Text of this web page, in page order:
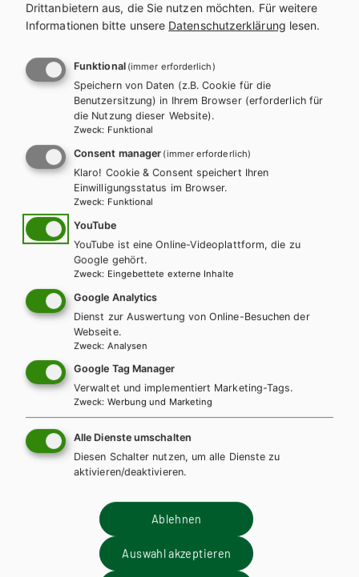
Auf dieser Seite finden Sie kostenlose Unterrichtsmaterialien zu
unseren Schulbüchern.
INHALTE FÜR LEHRER/INNEN
Für diese Inhalte müssen Sie mit einem Lehrerkonto
registriert sein.
INHALTE FÜR SCHÜLER/INNEN
ERGÄNZUNGEN ZUM SCHULBUCH
AUDIO-DATEIEN
Ergänzungen zum Schulbuch
Modul 2: Checkliste Textüberarbeitung
Audio-Dateien
00:00 04:56
Drittanbietern aus, die Sie nutzen möchten. Für weitere
Informationen bitte unsere Datenschutzerklärung lesen.
Funktional (immer erforderlich)
Speichern von Daten (z.B. Cookie für die
Benutzersitzung) in Ihrem Browser (erforderlich für
die Nutzung dieser Website).
Zweck: Funktional
Consent manager (immer erforderlich)
Klaro! Cookie & Consent speichert Ihren
Einwilligungsstatus im Browser.
Zweck: Funktional
YouTube
YouTube ist eine Online-Videoplattform, die zu
Google gehört.
Zweck: Eingebettete externe Inhalte
Google Analytics
Dienst zur Auswertung von Online-Besuchen der
Webseite.
Zweck: Analysen
Google Tag Manager
Verwaltet und implementiert Marketing-Tags.
Zweck: Werbung und Marketing
Alle Dienste umschalten
Diesen Schalter nutzen, um alle Dienste zu
aktivieren/deaktivieren.
Ablehnen
Auswahl akzeptieren